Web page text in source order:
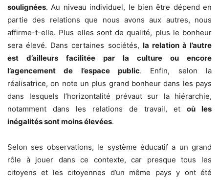
soulignées. Au niveau individuel, le bien être dépend en
partie des relations que nous avons aux autres, nous
affirme-t-elle. Plus elles sont de qualité, plus le bonheur
sera élevé. Dans certaines sociétés, la relation à l’autre
est d’ailleurs facilitée par la culture ou encore
l’agencement de l’espace public. Enfin, selon la
réalisatrice, on note un plus grand bonheur dans les pays
dans lesquels l’horizontalité prévaut sur la hiérarchie,
notamment dans les relations de travail, et où les
inégalités sont moins élevées.
Selon ses observations, le système éducatif a un grand
rôle à jouer dans ce contexte, car presque tous les
citoyens et les citoyennes d’un même pays y ont été